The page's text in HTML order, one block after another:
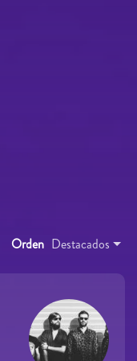
Orden Destacados